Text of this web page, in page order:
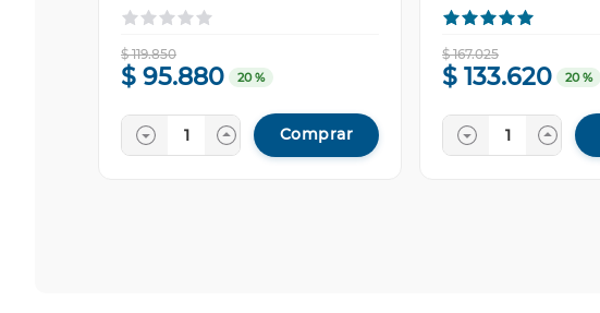
$ 119.850
$ 95.880 20 %
Comprar
$ 167.025
$ 133.620 20 %